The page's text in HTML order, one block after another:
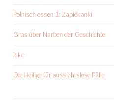
Polnisch essen 1: Zapiekanki
Gras über Narben der Geschichte
Icke
Die Heilige für aussichtslose Fälle